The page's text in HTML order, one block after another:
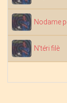
Nodame
N'téri filè